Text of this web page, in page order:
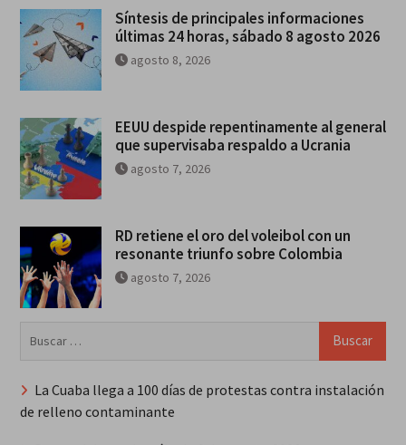
Síntesis de principales informaciones
últimas 24 horas, sábado 8 agosto 2026
agosto 8, 2026
EEUU despide repentinamente al general
que supervisaba respaldo a Ucrania
agosto 7, 2026
RD retiene el oro del voleibol con un
resonante triunfo sobre Colombia
agosto 7, 2026
La Cuaba llega a 100 días de protestas contra instalación
de relleno contaminante